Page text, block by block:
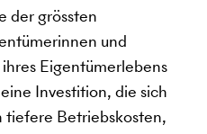
der grössten
und
Eigentümerlebens
Investition, die sich
tiefere Betriebskosten,